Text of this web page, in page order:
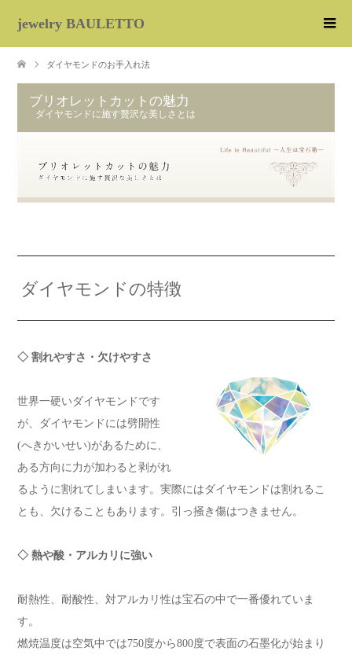
jewelry BAULETTO
ダイヤモンドのお手入れ法
ブリオレットカットの魅力
ダイヤモンドに施す贅沢な美しさとは
ダイヤモンドの特徴
◇ 割れやすさ・欠けやすさ
世界一硬いダイヤモンドです
が、ダイヤモンドには劈開性
(へきかいせい)があるために、
ある方向に力が加わると剥がれ
るように割れてしまいます。実際にはダイヤモンドは割れるこ
とも、欠けることもあります。引っ掻き傷はつきません。
◇ 熱や酸・アルカリに強い
耐熱性、耐酸性、対アルカリ性は宝石の中で一番優れていま
す。
燃焼温度は空気中では750度から800度で表面の石墨化が始まり